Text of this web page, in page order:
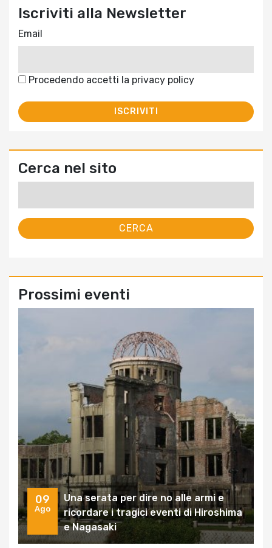
Iscriviti alla Newsletter
Email
Procedendo accetti la privacy policy
Cerca nel sito
Prossimi eventi
09
Ago
Una serata per dire no alle armi e
ricordare i tragici eventi di Hiroshima
e Nagasaki